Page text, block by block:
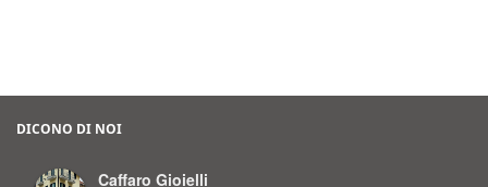
DICONO DI NOI
Caffaro Gioielli